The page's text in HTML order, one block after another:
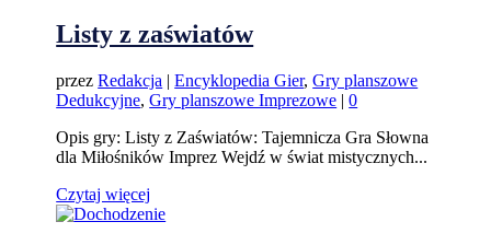
Listy z zaświatów
przezRedakcja |Encyklopedia Gier,Gry planszowe
Dedukcyjne,Gry planszowe Imprezowe |0
Opis gry: Listy z Zaświatów: Tajemnicza Gra Słowna
dla Miłośników Imprez Wejdź w świat mistycznych...
Czytaj więcej